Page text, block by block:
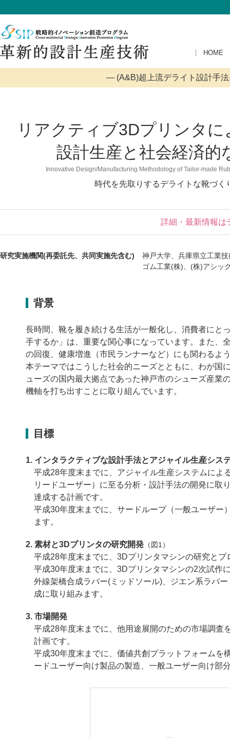
HOME
— (A&B)超上流デライト設計手
リアクティブ3Dプリンタ
設計生産と社会経済的
Innovative Design/Manufacturing Methodology of Tailor-made
時代を先取りするデライトな靴づ
詳細・最新情報は
研究実施機関(再委託先、共同実施先含む)
神戸大学、兵庫県立工業
ゴム工業(株)、(株)アシッ
背景
長時間、靴を履き続ける生活が一般化し、消費者にと
手するか」は、重要な関心事になっています。また、
の回復、健康増進（市民ランナーなど）にも関わるよ
本テーマではこうした社会的ニーズとともに、わが国
ューズの国内最大拠点であった神戸市のシューズ産
機軸を打ち出すことに取り組んでいます。
目標
インタラクティブな設計手法とアジャイル生産シス
平成28年度末までに、アジャイル生産システムによ
リードユーザー）に至る分析・設計手法の開発に取
達成する計画です。
平成30年度末までに、サードループ（一般ユーザー
ます。
素材と3Dプリンタの研究開発 （図1）
平成28年度末までに、3Dプリンタマシンの研究と
平成30年度末までに、3Dプリンタマシンの2次試作
外線架橋合成ラバー(ミッドソール)、ジエン系ラバ
成に取り組みます。
市場開発
平成28年度末までに、他用途展開のための市場調査
計画です。
平成30年度末までに、価値共創プラットフォームを
ードユーザー向け製品の製造、一般ユーザー向け部